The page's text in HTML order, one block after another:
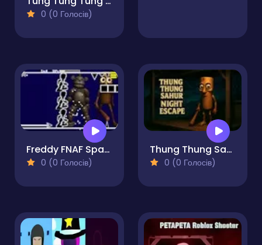
0 (0 Голосів)
Freddy FNAF Space Waves
0 (0 Голосів)
Thung Thung Sahur Night Escape
0 (0 Голосів)